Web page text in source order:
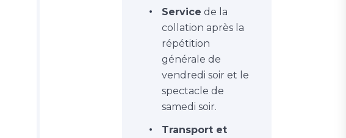
Service de la
collation après la
répétition
générale de
vendredi soir et le
spectacle de
samedi soir.
Transport et